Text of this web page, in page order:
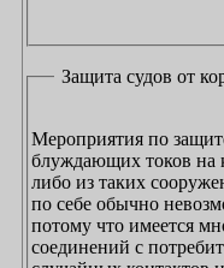
Защита
Мероприятия по
блуждающих токов на
либо из таких
по себе обычно
потому что имеется
соединений с